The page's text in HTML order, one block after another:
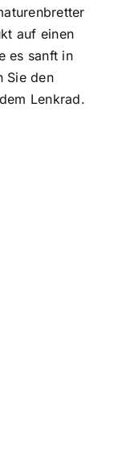
auf einen
es sanft in
Sie den
Lenkrad.